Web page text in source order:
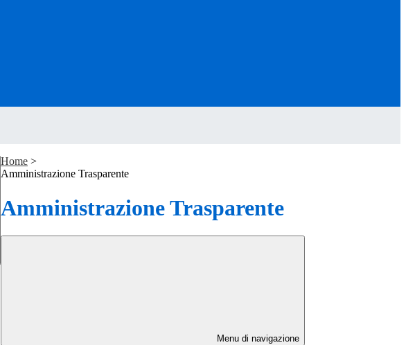
Home >
Amministrazione Trasparente
Amministrazione Trasparente
Menu di navigazione